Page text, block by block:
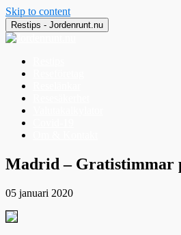
Skip to content
Restips - Jordenrunt.nu
Jordenrunt.nu
Tusen Restips från hela världen
Madrid – Gratistimmar
05 januari 2020